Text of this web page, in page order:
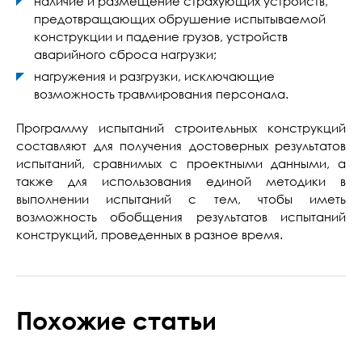
предотвращающих обрушение испытываемой
конструкции и падение грузов, устройств
аварийного сброса нагрузки;
нагружения и разгрузки, исключающие
возможность травмирования персонала.
Программу испытаний строительных конструкций
составляют для получения достоверных результатов
испытаний, сравнимых с проектными данными, а
также для использования единой методики в
выполнении испытаний с тем, чтобы иметь
возможность обобщения результатов испытаний
конструкций, проведенных в разное время.
Похожие статьи